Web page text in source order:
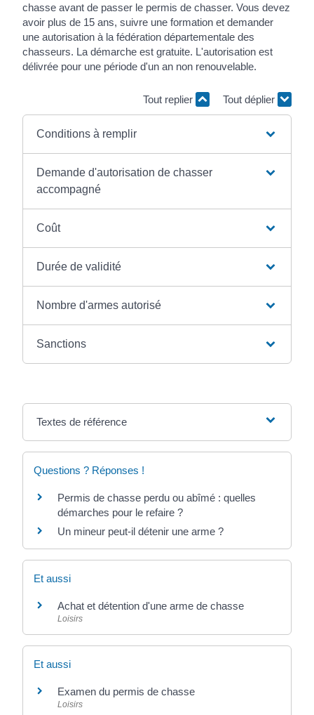
chasse avant de passer le permis de chasser. Vous devez
avoir plus de 15 ans, suivre une formation et demander
une autorisation à la fédération départementale des
chasseurs. La démarche est gratuite. L'autorisation est
délivrée pour une période d'un an non renouvelable.
Tout replier Tout déplier
Conditions à remplir
Demande d'autorisation de chasser
accompagné
Coût
Durée de validité
Nombre d'armes autorisé
Sanctions
Textes de référence
Questions ? Réponses !
Permis de chasse perdu ou abîmé : quelles
démarches pour le refaire ?
Un mineur peut-il détenir une arme ?
Et aussi
Achat et détention d'une arme de chasse
Loisirs
Et aussi
Examen du permis de chasse
Loisirs